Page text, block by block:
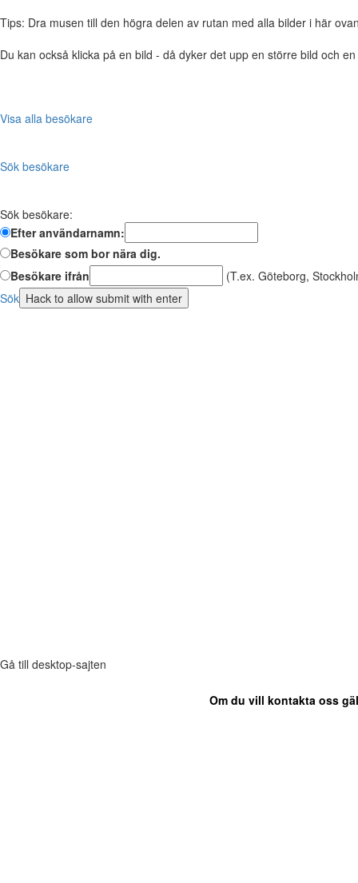
Tips: Dra musen till den högra delen av rutan med alla bilder i här
Du kan också klicka på en bild - då dyker det upp en större bild och
Visa alla besökare
Sök besökare
Sök besökare:
Efter användarnamn:
Besökare som bor nära dig.
Besökare ifrån
(T.ex. Göteborg,
Sök
Gå till desktop-sajten
Om du vill kontakta oss